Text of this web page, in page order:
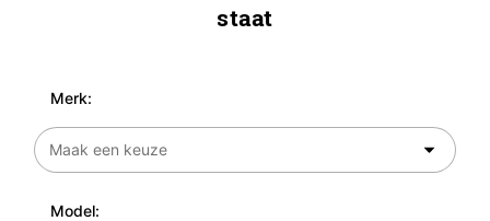
staat
Merk:
Model: